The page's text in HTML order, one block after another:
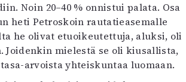
Noin 20–40 % onnistui palata. Osa
heti Petroskoin rautatieasemalle
he olivat etuoikeutettuja, aluksi, oli
Joidenkin mielestä se oli kiusallista,
arvoista yhteiskuntaa luomaan.